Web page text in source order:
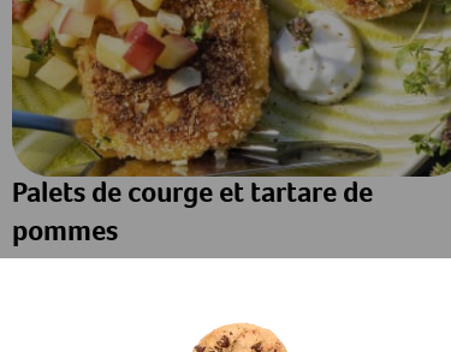
Palets de courge et tartare de
pommes